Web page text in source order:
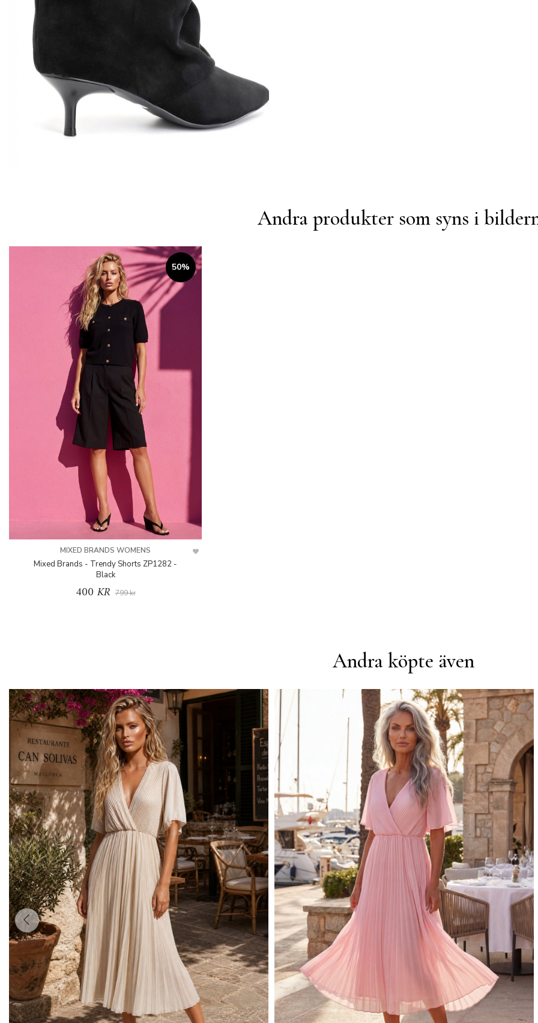
Andra produkter som syns i
50%
MIXED BRANDS WOMENS
Mixed Brands - Trendy Shorts ZP1282 -
Black
400 KR 799 kr
Andra köpte även